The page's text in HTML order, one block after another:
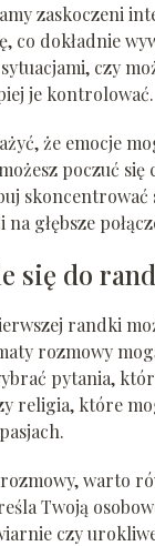
zaskoczeni
co dokładnie
czy
je kontrolować.
że emocje
poczuć
skoncentrować
głębsze
się do
randki
rozmowy
pytania,
religia, które
warto
Twoją
czy